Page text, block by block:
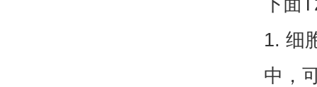
1. 细
中，